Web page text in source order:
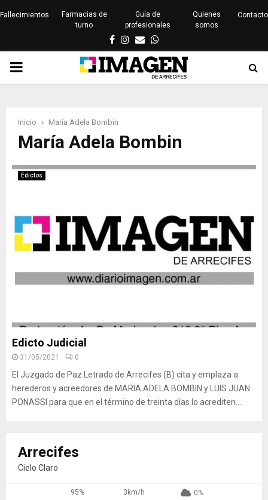
Fallecimientos
Farmacias de
turno
Guía de
profesionales
Quienes
somos
Contacto
Facebook
Instagram
EmailWhatsapp
PRIMARY
Inicio María Adela Bombin
María Adela Bombin
Edictos
Edicto Judicial
31/05/2021 0
El Juzgado de Paz Letrado de Arrecifes (B) cita y emplaza a
herederos y acreedores de MARIA ADELA BOMBIN y LUIS JUAN
PONASSI para que en el término de treinta días lo acrediten....
Arrecifes
Cielo Claro
95% 3km/h 0%